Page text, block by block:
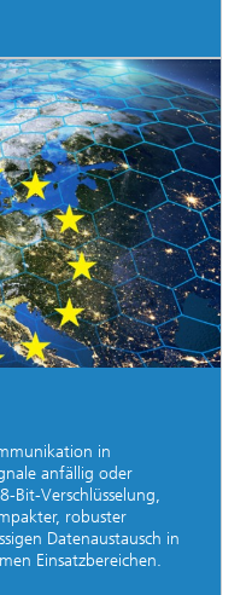
in
anfällig oder
Bit-Verschlüsselung,
robuster
Datenaustausch in
Einsatzbereichen.